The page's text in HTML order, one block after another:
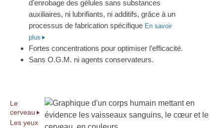
d’enrobage des gélules sans substances
auxiliaires, ni lubrifiants, ni additifs, grâce à un
processus de fabrication spécifique En savoir
plus
Fortes concentrations pour optimiser l’efficacité.
Sans O.G.M. ni agents conservateurs.
Le
cerveau
Les yeux